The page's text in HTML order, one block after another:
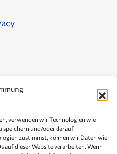
verwenden wir Technologien wie
speichern und/oder darauf
zustimmst, können wir Daten wie
auf dieser Website verarbeiten. Wenn